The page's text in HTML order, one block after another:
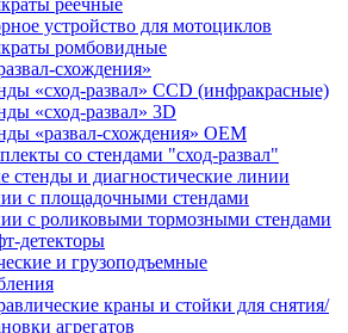
реечные
устройство для мотоциклов
ромбовидные
схождения»
«сход-развал» CCD (инфракрасные)
«сход-развал» 3D
«развал-схождения» ОЕМ
со стендами "сход-развал"
стенды и диагностические линии
с площадочными стендами
с роликовыми тормозными стендами
детекторы
и грузоподъемные
краны и стойки для снятия/
агрегатов